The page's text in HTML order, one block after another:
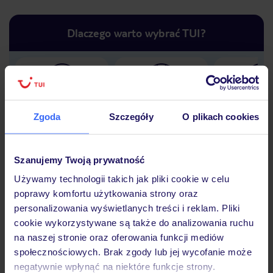
Zgoda Szczegóły O plikach cookies
Szanujemy Twoją prywatność
Używamy technologii takich jak pliki cookie w celu
poprawy komfortu użytkowania strony oraz
personalizowania wyświetlanych treści i reklam. Pliki
cookie wykorzystywane są także do analizowania ruchu
na naszej stronie oraz oferowania funkcji mediów
społecznościowych. Brak zgody lub jej wycofanie może
negatywnie wpłynąć na niektóre funkcje strony.
Dlaczego warto wybrać TUI?
Lider niskich cen
Największe biuro
30 lat w
Hotel
Opinie